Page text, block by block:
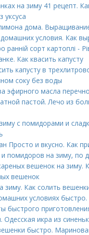
на зиму 41 рецепт.
уксуса
дома.
условия. Как
ранній сорт картоплі -
Как квасить капусту
капусту в
соку без воды
эфирного масла
пастой. Лечо из
с помидорами и
Просто и вкусно. Как
помидоров на зиму, по
вешенок на зиму.
вешенок
зиму. Как солить
условиях
быстрого
икра из
быстро.